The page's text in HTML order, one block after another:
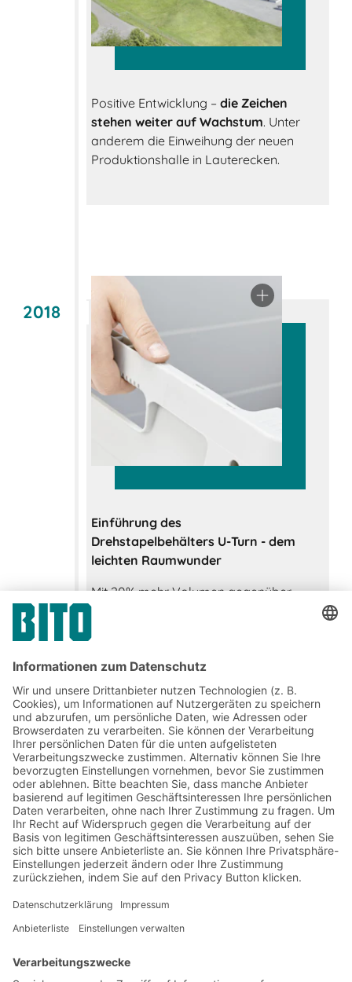
Positive Entwicklung –die Zeichen
stehen weiter auf Wachstum. Unter
anderem die Einweihung der neuen
Produktionshalle in Lauterecken.
2018
Einführung des
Drehstapelbehälters U-Turn - dem
leichten Raumwunder
Mit 20% mehr Volumen gegenüber
vergleichbaren Drehstapelbehältern
2019